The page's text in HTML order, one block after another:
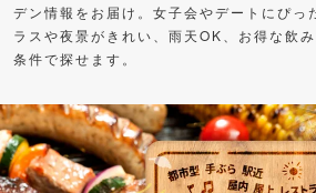
デン情報をお届け。女子会やデートにぴっ
ラスや夜景がきれい、雨天OK、お得な飲
条件で探せます。